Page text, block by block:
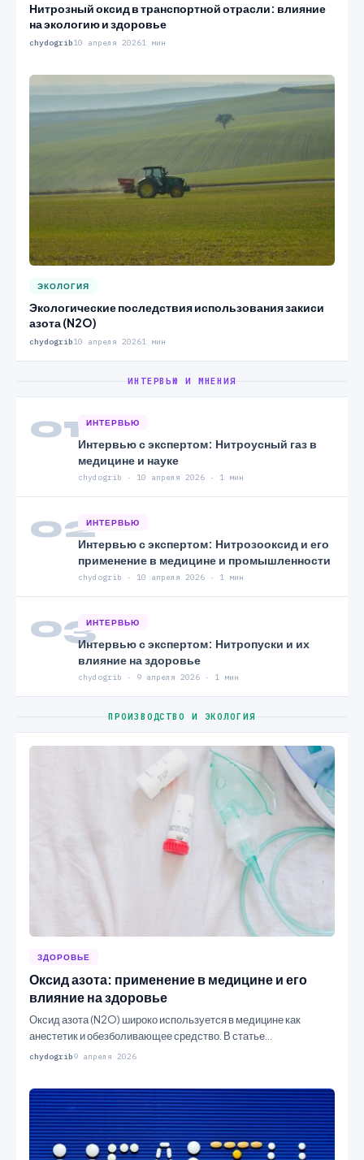
Нитрозный оксид в транспортной отрасли: влияние
на экологию и здоровье
chydogrib10 апреля 20261 мин
ЭКОЛОГИЯ
Экологические последствия использования закиси
азота (N2O)
chydogrib10 апреля 20261 мин
ИНТЕРВЬЮ И МНЕНИЯ
01 ИНТЕРВЬЮ
Интервью с экспертом: Нитроусный газ в
медицине и науке
chydogrib · 10 апреля 2026 · 1 мин
02ИНТЕРВЬЮ
Интервью с экспертом: Нитрозооксид и его
применение в медицине и промышленности
chydogrib · 10 апреля 2026 · 1 мин
03ИНТЕРВЬЮ
Интервью с экспертом: Нитропуски и их
влияние на здоровье
chydogrib · 9 апреля 2026 · 1 мин
ПРОИЗВОДСТВО И ЭКОЛОГИЯ
ЗДОРОВЬЕ
Оксид азота: применение в медицине и его
влияние на здоровье
Оксид азота (N2O) широко используется в медицине как
анестетик и обезболивающее средство. В статье
рассматриваются его…
chydogrib9 апреля 2026